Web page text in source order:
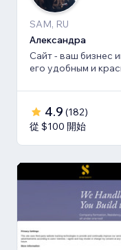
SAM, RU
Александра
Сайт - ваш бизнес
его удобным и
4.9 (182)
從 $100 開始